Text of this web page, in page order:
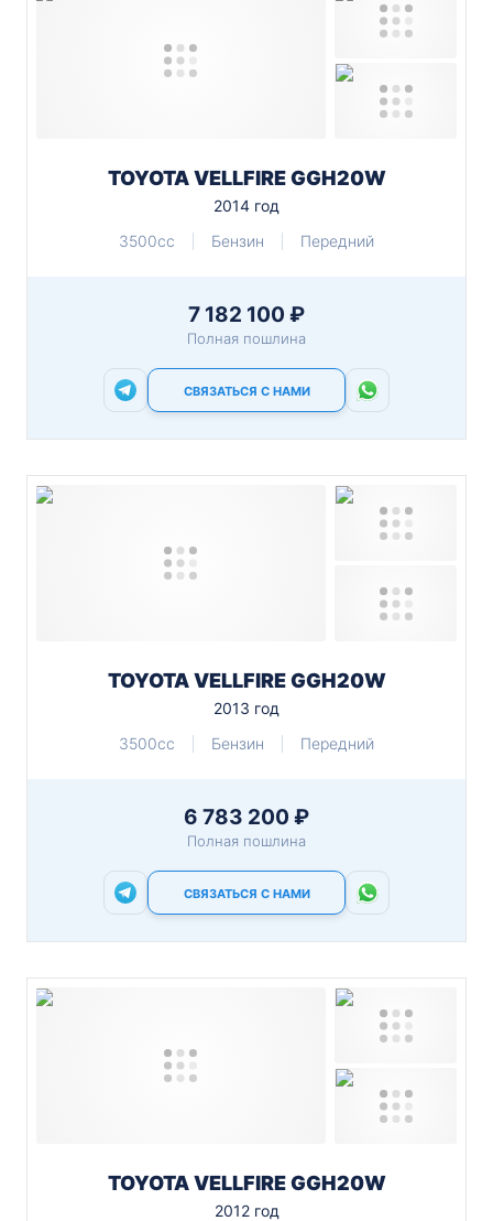
TOYOTA VELLFIRE GGH20W
2014 год
3500cc
Бензин Передний
7 182 100 ₽
Полная пошлина
СВЯЗАТЬСЯ С НАМИ
TOYOTA VELLFIRE GGH20W
2013 год
3500cc
Бензин Передний
6 783 200 ₽
Полная пошлина
СВЯЗАТЬСЯ С НАМИ
TOYOTA VELLFIRE GGH20W
2012 год